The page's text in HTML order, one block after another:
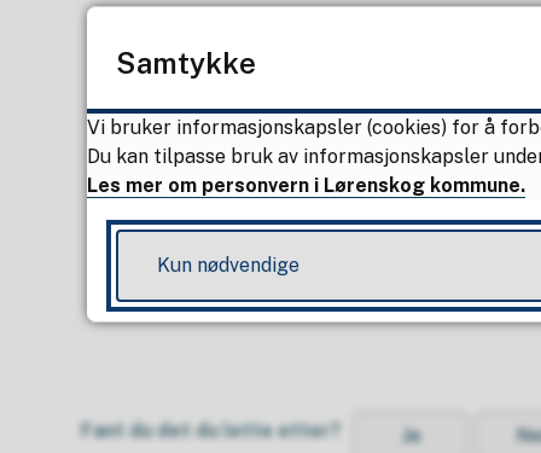
Fant du det du lette etter? Ja
Samtykke
Vi bruker informasjonskapsler (cookies) for å
Du kan tilpasse bruk av informasjonskapsler
Les mer om personvern i Lørenskog kommune.
Kun nødvendige